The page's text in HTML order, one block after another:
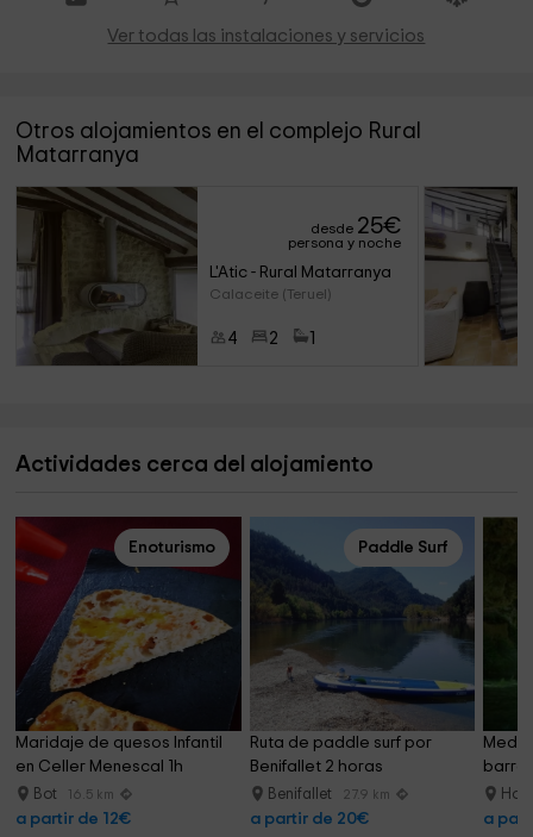
Ver todas las instalaciones y servicios
Otros alojamientos en el complejo Rural
Matarranya
desde 25€
persona y noche
L'Atic - Rural Matarranya
Calaceite (Teruel)
4 2
Actividades cerca del alojamiento
Enoturismo
Maridaje de quesos Infantil
en Celler Menescal 1h
Bot 16.5 km
a partir de 12€
Paddle Surf
Ruta de paddle surf por
Benifallet 2 horas
Benifallet 27.9 km
a partir de 20€ a